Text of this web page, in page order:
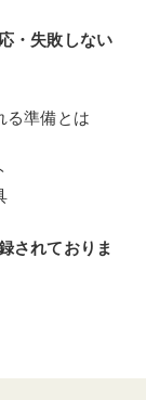
・失敗しない
準備とは
されておりま